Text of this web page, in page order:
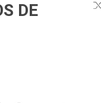
DE